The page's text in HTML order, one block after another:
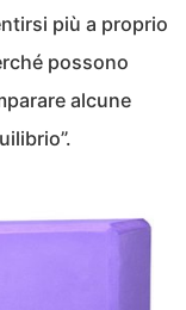
più a proprio
possono
alcune